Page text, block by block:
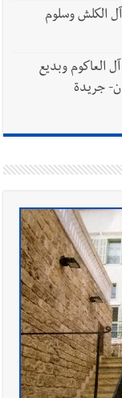
الحاج حسن حسين الكلش -28-7-2027 -آل الكلش وسلوم
وفاة الحاجة غزالة محمد العاكوم 28-7-2026 آل العاكوم وبديع
جريدة